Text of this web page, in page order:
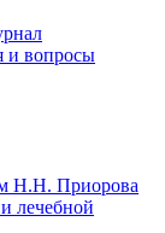
и вопросы
Н.Н. Приорова
лечебной